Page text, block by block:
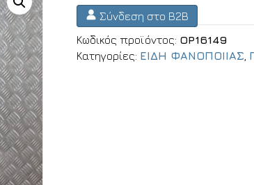
Σύνδεση στο B2B
Κωδικός προϊόντος: OP16149
Κατηγορίες: ΕΙΔΗ ΦΑΝΟΠΟΙΙΑΣ